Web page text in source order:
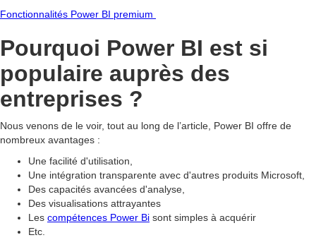
Fonctionnalités Power BI premium
Pourquoi Power BI est si
populaire auprès des
entreprises ?
Nous venons de le voir, tout au long de l’article, Power BI offre de
nombreux avantages :
Une facilité d'utilisation,
Une intégration transparente avec d'autres produits Microsoft,
Des capacités avancées d'analyse,
Des visualisations attrayantes
Les compétences Power Bi sont simples à acquérir
Etc.